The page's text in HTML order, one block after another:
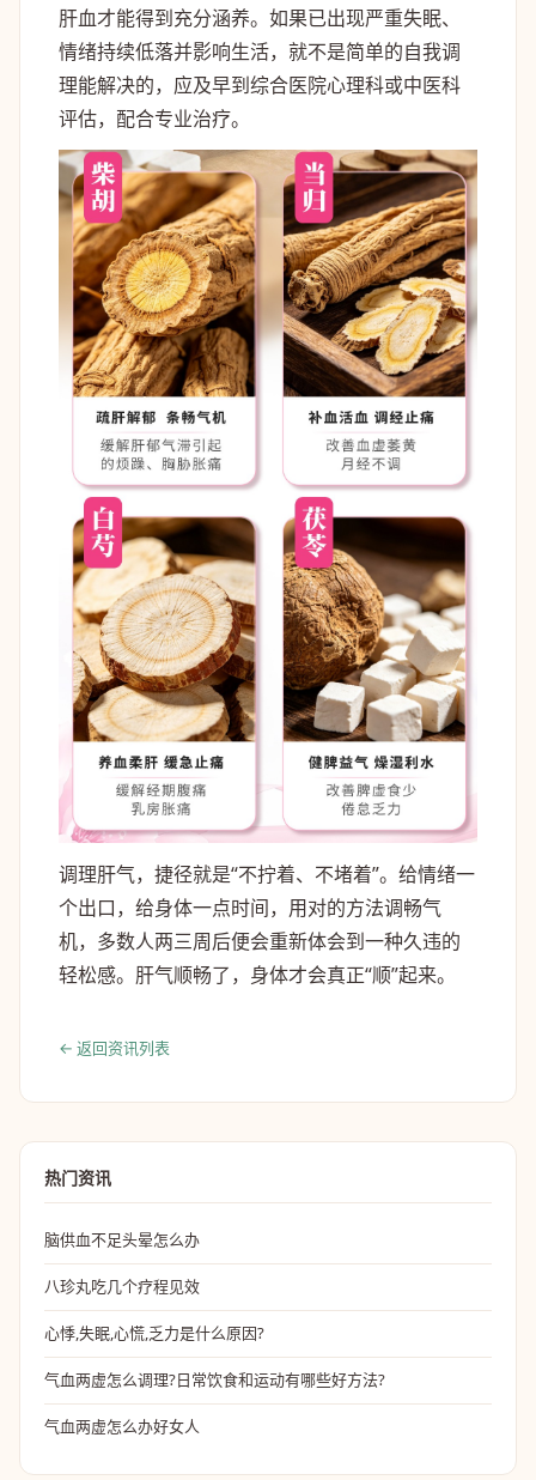
肝血才能得到充分涵养。如果已出现严重失眠、
情绪持续低落并影响生活，就不是简单的自我调
理能解决的，应及早到综合医院心理科或中医科
评估，配合专业治疗。
调理肝气，捷径就是“不拧着、不堵着”。给情绪一
个出口，给身体一点时间，用对的方法调畅气
机，多数人两三周后便会重新体会到一种久违的
轻松感。肝气顺畅了，身体才会真正“顺”起来。
← 返回资讯列表
热门资讯
脑供血不足头晕怎么办
八珍丸吃几个疗程见效
心悸,失眠,心慌,乏力是什么原因?
气血两虚怎么调理?日常饮食和运动有哪些好方法?
气血两虚怎么办好女人